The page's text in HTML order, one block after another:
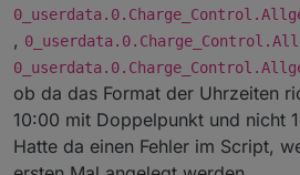
,
ob da das Format der Uhrzeiten
10:00 mit Doppelpunkt und nicht
Hatte da einen Fehler im Script,